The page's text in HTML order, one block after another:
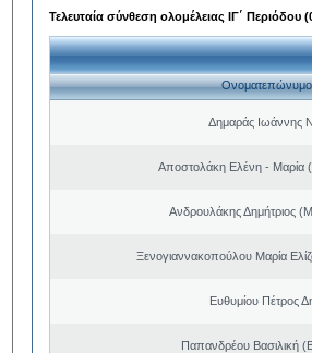
Τελευταία σύνθεση ολομέλειας ΙΓ΄ Περιόδου
Ονοματεπώνυμο
Δημαράς Ιωάννης
Αποστολάκη Ελένη - Μαρία
Ανδρουλάκης Δημήτριος
Ξενογιαννακοπούλου Μαρία
Ευθυμίου Πέτρος
Παπανδρέου Βασιλική